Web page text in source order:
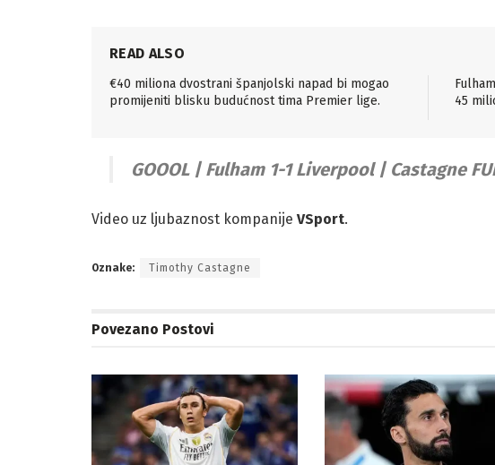
READ ALSO
€40 miliona dvostrani španjolski napad bi mogao
promijeniti blisku budućnost tima Premier lige.
45
GOOOL | Fulham 1-1 Liverpool | Castagne
Video uz ljubaznost kompanije VSport.
Oznake: Timothy Castagne
Povezano Postovi